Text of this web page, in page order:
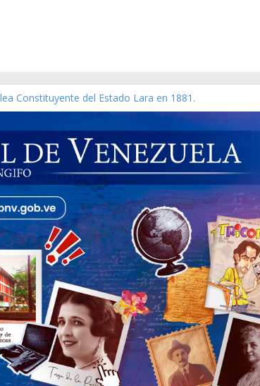
Constituyente del Estado Lara en 1881.
V, Caracas 09 de marzo de 2006 N° 38.394